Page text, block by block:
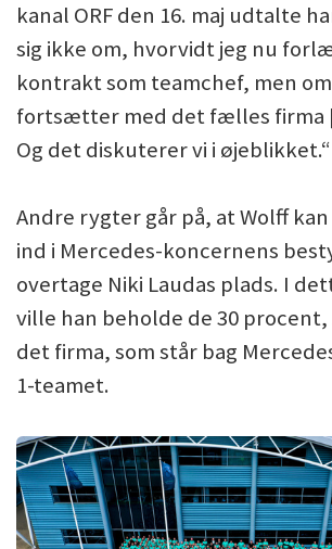
kanal ORF den 16. maj udtalte
sig ikke om, hvorvidt jeg nu
kontrakt som teamchef, men
fortsætter med det fælles firma
Og det diskuterer vi i øjeblikket.“
Andre rygter går på, at Wolff
ind i Mercedes-koncernens
overtage Niki Laudas plads. I
ville han beholde de 30 procent,
det firma, som står bag
1-teamet.